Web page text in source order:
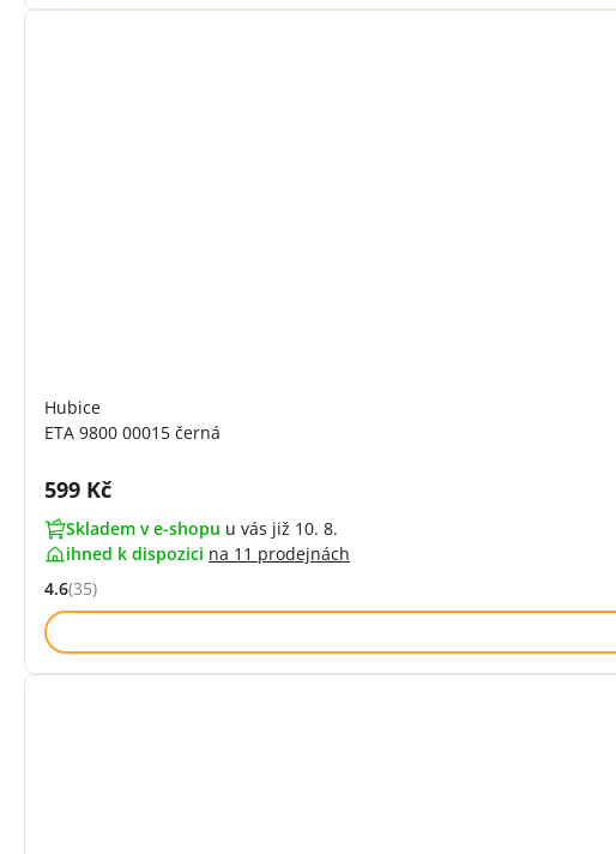
Hubice
ETA 9800 00015 černá
Cena s DPH:
599 Kč
Skladem v e-shopu u vás již 10. 8.
ihned k dispozici na 11 prodejnách
Hodnocení: 4.6 z 5 (35 recenzí)
4.6(35)